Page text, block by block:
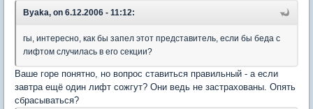
Byaka, on 6.12.2006 - 11:12:
гы, интересно, как бы запел этот представитель, если бы беда с
лифтом случилась в его секции?
Ваше горе понятно, но вопрос ставиться правильный - а если
завтра ещё один лифт сожгут? Они ведь не застрахованы. Опять
сбрасываться?